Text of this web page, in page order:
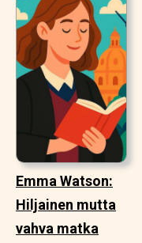
Emma Watson:
Hiljainen mutta
vahva matka